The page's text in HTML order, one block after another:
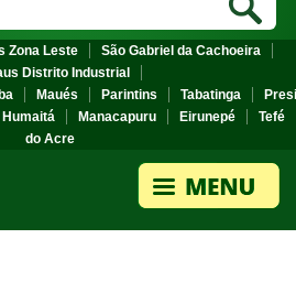
Zona Leste
São Gabriel da Cachoeira
Distrito Industrial
Maués Parintins Tabatinga
Humaitá Manacapuru Eirunepé
Tefé
do Acre